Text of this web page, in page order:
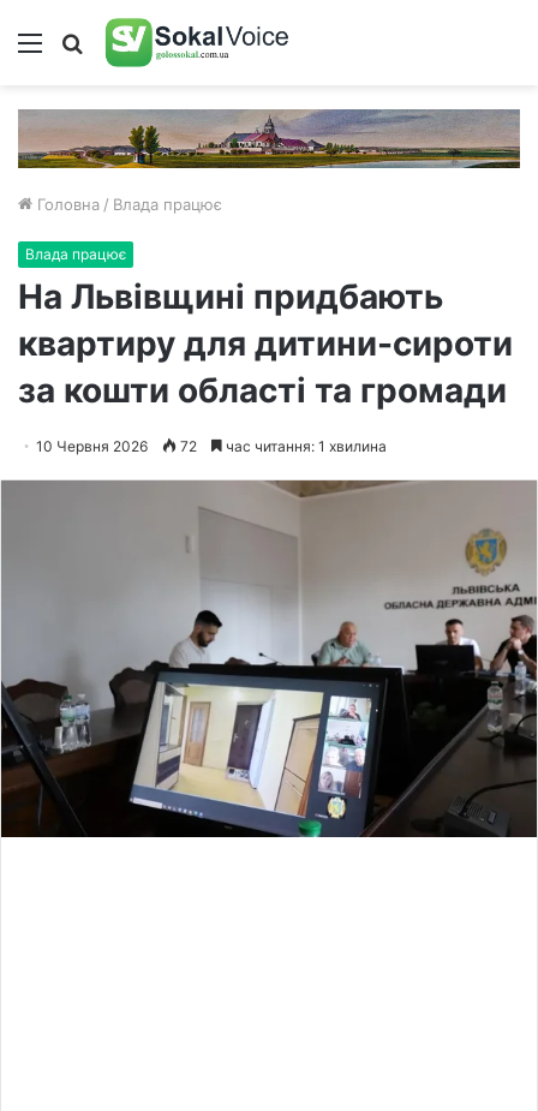
Меню Пошук
Головна / Влада працює
Влада працює
На Львівщині придбають
квартиру для дитини-сироти
за кошти області та громади
10 Червня 2026 72 час читання: 1 хвилина